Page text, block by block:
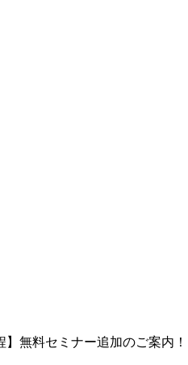
】無料セミナー追加のご案内！